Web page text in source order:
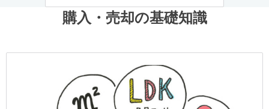
購入・売却の基礎知識